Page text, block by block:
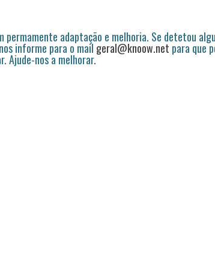
permamente adaptação e melhoria. Se detetou
informe para o mail geral@knoow.net para que
Ajude-nos a melhorar.